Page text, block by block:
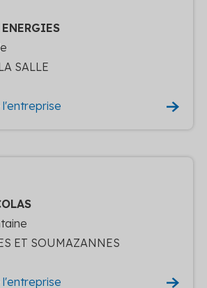
ENERGIES
SALLE
l'entreprise
ET SOUMAZANNES
l'entreprise